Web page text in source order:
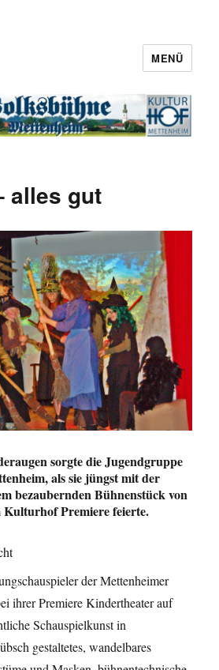
MENÜ
alles gut
sorgte die Jugendgruppe
als sie jüngst mit der
bezaubernden Bühnenstück von
Premiere feierte.
der Mettenheimer
ihrer Premiere Kindertheater auf
Schauspielkunst in
gestaltetes, wandelbares